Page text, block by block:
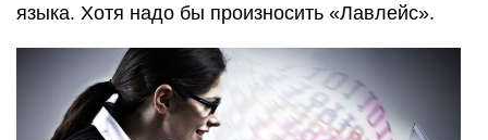
языка. Хотя надо бы произносить «Лавлейс».